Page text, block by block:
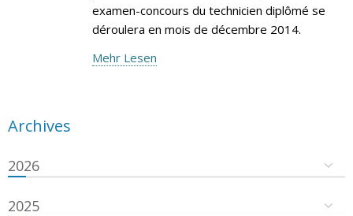
examen-concours du technicien diplômé se
déroulera en mois de décembre 2014.
Mehr Lesen
Archives
2026
2025